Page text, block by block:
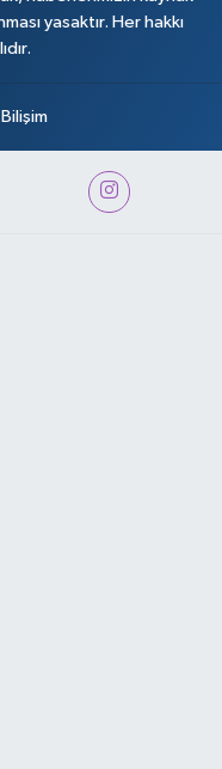
yasaktır. Her hakkı
Bilişim